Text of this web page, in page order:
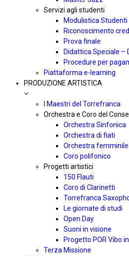
Servizi agli studenti
Modulistica Studenti
Riconoscimento
Prova finale
Didattica Speciale –
Procedure per
Piattaforma e-learning
PRODUZIONE ARTISTICA
I Maestri del Torrefranca
Orchestra e Coro del
Orchestra Sinfonica
Orchestra di fiati
Orchestra femminile
Coro polifonico
Progetti artistici
150 Flauti
Coro di Clarinetti
Torrefranca
Le giornate di studi
Open Day
Suoni in visione
Progetto POR Vibo
Terza Missione